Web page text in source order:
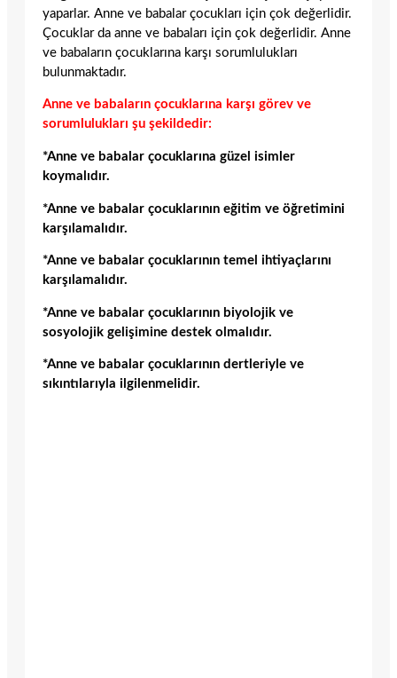
yaparlar. Anne ve babalar çocukları için çok değerlidir.
Çocuklar da anne ve babaları için çok değerlidir. Anne
ve babaların çocuklarına karşı sorumlulukları
bulunmaktadır.
Anne ve babaların çocuklarına karşı görev ve
sorumlulukları şu şekildedir:
*Anne ve babalar çocuklarına güzel isimler
koymalıdır.
*Anne ve babalar çocuklarının eğitim ve öğretimini
karşılamalıdır.
*Anne ve babalar çocuklarının temel ihtiyaçlarını
karşılamalıdır.
*Anne ve babalar çocuklarının biyolojik ve
sosyolojik gelişimine destek olmalıdır.
*Anne ve babalar çocuklarının dertleriyle ve
sıkıntılarıyla ilgilenmelidir.